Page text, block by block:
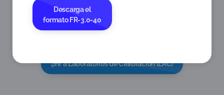
Ir a Laboratorios de Ensayo (LAB)
Ir a Laboratorios de Calibración (LAC)
Descarga el
formato FR-3.0-40